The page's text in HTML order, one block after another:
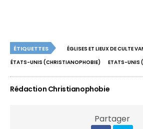
ÉTIQUETTES ÉGLISES ET LIEUX DE CULTE
ÉTATS-UNIS (CHRISTIANOPHOBIE)
ETATS-UNIS
Rédaction Christianophobie
Partager